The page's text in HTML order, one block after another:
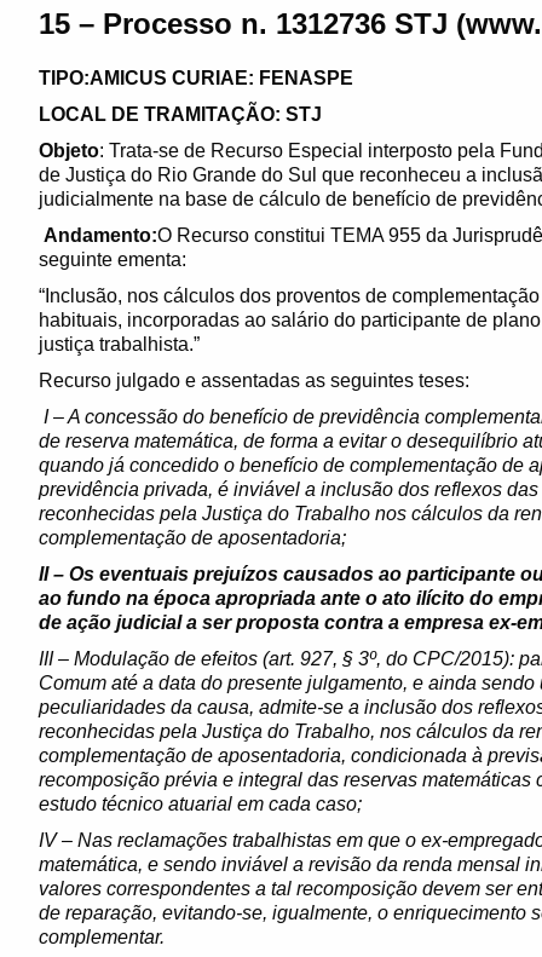
15 – Processo n. 1312736 STJ
TIPO:AMICUS CURIAE: FENASPE
LOCAL DE TRAMITAÇÃO: STJ
Objeto: Trata-se de Recurso Especial interposto pela
de Justiça do Rio Grande do Sul que reconheceu a
judicialmente na base de cálculo de benefício de
Andamento:O Recurso constitui TEMA 955 da
seguinte ementa:
“Inclusão, nos cálculos dos proventos de
habituais, incorporadas ao salário do participante de
justiça trabalhista.”
Recurso julgado e assentadas as seguintes teses:
I – A concessão do benefício de previdência
de reserva matemática, de forma a evitar o desequilíbrio
quando já concedido o benefício de complementação de
previdência privada, é inviável a inclusão dos reflexos
reconhecidas pela Justiça do Trabalho nos cálculos da
complementação de aposentadoria;
II – Os eventuais prejuízos causados ao participante
ao fundo na época apropriada ante o ato ilícito do
de ação judicial a ser proposta contra a empresa ex-
III – Modulação de efeitos (art. 927, § 3º, do CPC/2015):
Comum até a data do presente julgamento, e ainda
peculiaridades da causa, admite-se a inclusão dos
reconhecidas pela Justiça do Trabalho, nos cálculos da
complementação de aposentadoria, condicionada à
recomposição prévia e integral das reservas matemáticas
estudo técnico atuarial em cada caso;
IV – Nas reclamações trabalhistas em que o ex-
matemática, e sendo inviável a revisão da renda mensal
valores correspondentes a tal recomposição devem ser
de reparação, evitando-se, igualmente, o enriquecimento
complementar.